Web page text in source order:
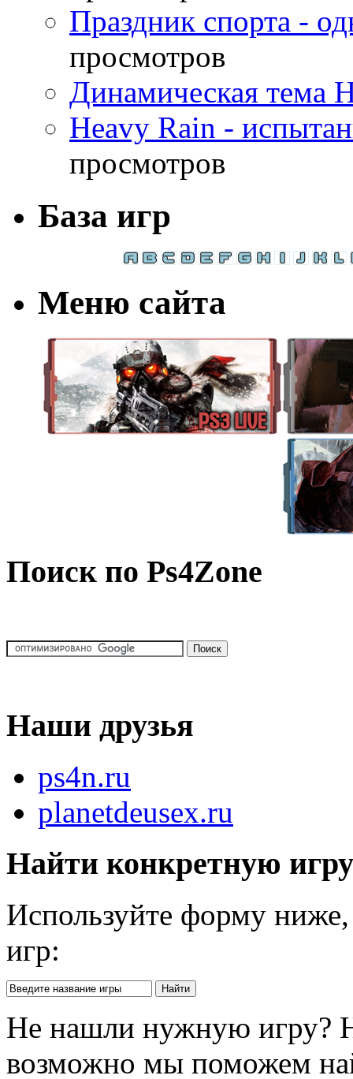
Праздник спорта -
просмотров
Динамическая тема
Heavy Rain -
просмотров
База игр
Меню сайта
Поиск по Ps4Zone
Наши друзья
ps4n.ru
planetdeusex.ru
Найти конкретную
Используйте форму
игр:
Не нашли нужную игру?
возможно мы поможем